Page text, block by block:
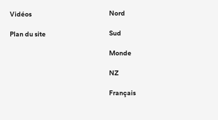
Vidéos
Plan du site
Nord
Sud
Monde
NZ
Français